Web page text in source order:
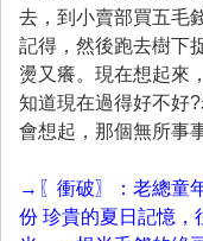
去，到小賣部買五毛
記得，然後跑去樹下
燙又癢。現在想起來
知道現在過得好不好
會想起，那個無所事
→〖衝破〗：老總童
份 珍貴的夏日記憶，